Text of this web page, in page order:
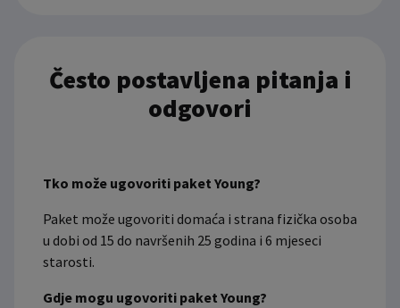
Često postavljena pitanja i
odgovori
Tko može ugovoriti paket Young?
Paket može ugovoriti domaća i strana fizička osoba
u dobi od 15 do navršenih 25 godina i 6 mjeseci
starosti.
Gdje mogu ugovoriti paket Young?